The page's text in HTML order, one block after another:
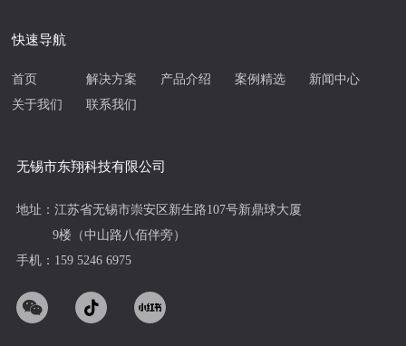
快速导航
首页 解决方案 产品介绍 案例精选
新闻中心
关于我们
联系我们
无锡市东翔科技有限公司
地址：江苏省无锡市崇安区新生路107号新鼎球大厦
9楼（中山路八佰伴旁）
手机：159 5246 6975